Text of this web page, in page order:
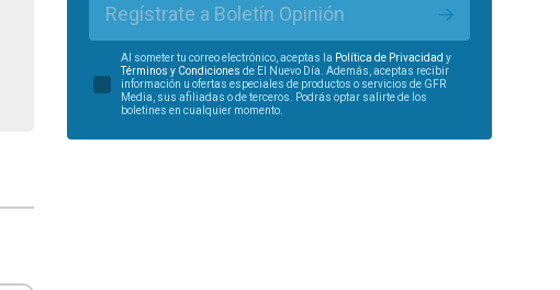
Regístrate a Boletín Opinión
Al someter tu correo electrónico, aceptas la Política de Privacidad y
Términos y Condiciones de El Nuevo Día. Además, aceptas recibir
información u ofertas especiales de productos o servicios de GFR
Media, sus afiliadas o de terceros. Podrás optar salirte de los
boletines en cualquier momento.